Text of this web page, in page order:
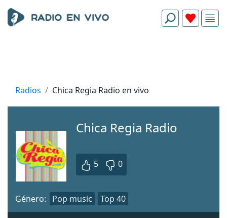
Radios Chica Regia Radio en vivo
Chica Regia Radio
5 0
Género: Pop music Top 40